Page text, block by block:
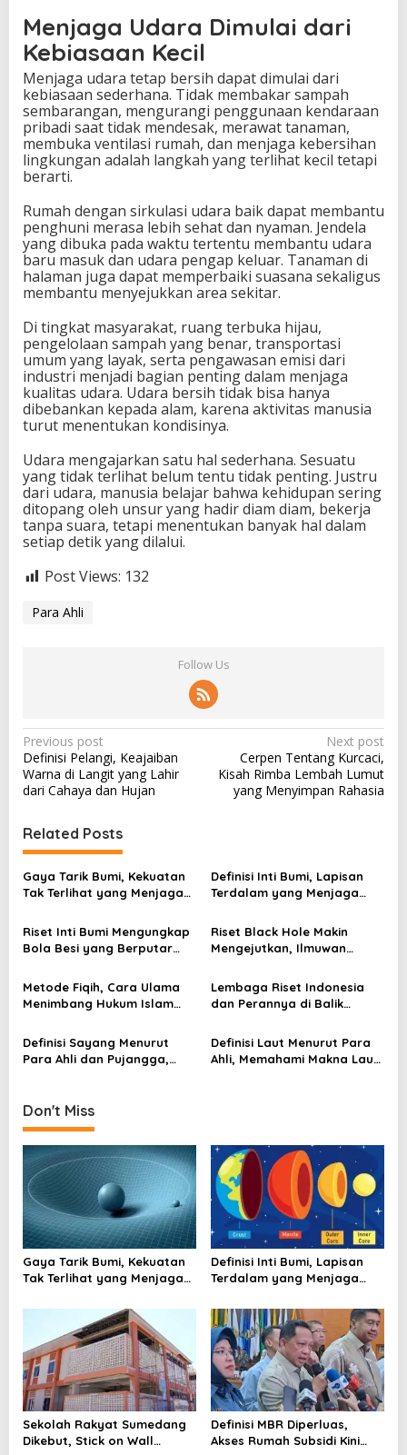
Menjaga Udara Dimulai dari
Kebiasaan Kecil
Menjaga udara tetap bersih dapat dimulai dari
kebiasaan sederhana. Tidak membakar sampah
sembarangan, mengurangi penggunaan kendaraan
pribadi saat tidak mendesak, merawat tanaman,
membuka ventilasi rumah, dan menjaga kebersihan
lingkungan adalah langkah yang terlihat kecil tetapi
berarti.
Rumah dengan sirkulasi udara baik dapat membantu
penghuni merasa lebih sehat dan nyaman. Jendela
yang dibuka pada waktu tertentu membantu udara
baru masuk dan udara pengap keluar. Tanaman di
halaman juga dapat memperbaiki suasana sekaligus
membantu menyejukkan area sekitar.
Di tingkat masyarakat, ruang terbuka hijau,
pengelolaan sampah yang benar, transportasi
umum yang layak, serta pengawasan emisi dari
industri menjadi bagian penting dalam menjaga
kualitas udara. Udara bersih tidak bisa hanya
dibebankan kepada alam, karena aktivitas manusia
turut menentukan kondisinya.
Udara mengajarkan satu hal sederhana. Sesuatu
yang tidak terlihat belum tentu tidak penting. Justru
dari udara, manusia belajar bahwa kehidupan sering
ditopang oleh unsur yang hadir diam diam, bekerja
tanpa suara, tetapi menentukan banyak hal dalam
setiap detik yang dilalui.
Post Views: 132
Para Ahli
Follow Us
P
o
s
t
n
a
v
i
g
t
o
Previous post
Definisi Pelangi, Keajaiban
Warna di Langit yang Lahir
dari Cahaya dan Hujan
Next post
Cerpen Tentang Kurcaci,
Kisah Rimba Lembah Lumut
yang Menyimpan Rahasia
Related Posts
Gaya Tarik Bumi, Kekuatan
Tak Terlihat yang Menjaga
Definisi Inti Bumi, Lapisan
Terdalam yang Menjaga
Riset Inti Bumi Mengungkap
Bola Besi yang Berputar
Riset Black Hole Makin
Mengejutkan, Ilmuwan
Semesta
Metode Fiqih, Cara Ulama
Menimbang Hukum Islam
Lembaga Riset Indonesia
dan Perannya di Balik
Definisi Sayang Menurut
Para Ahli dan Pujangga,
Definisi Laut Menurut Para
Ahli, Memahami Makna Laut
Don't Miss
Gaya Tarik Bumi, Kekuatan
Tak Terlihat yang Menjaga
Definisi Inti Bumi, Lapisan
Terdalam yang Menjaga
Sekolah Rakyat Sumedang
Dikebut, Stick on Wall
Definisi MBR Diperluas,
Akses Rumah Subsidi Kini